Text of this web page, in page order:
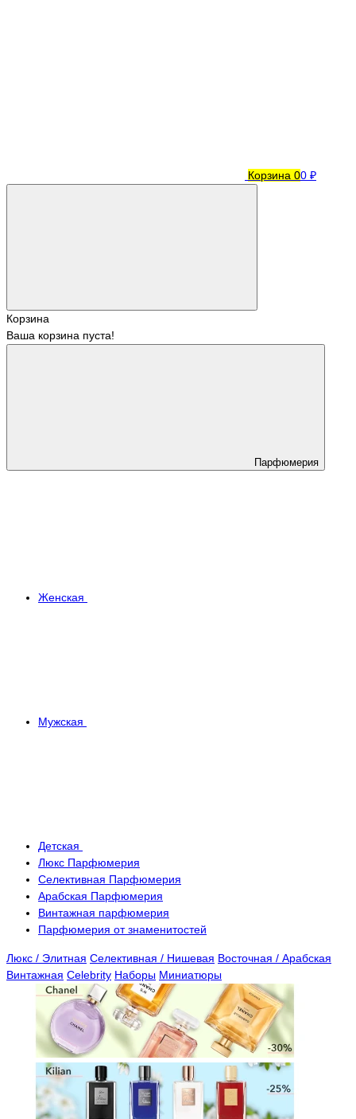
Корзина 00 ₽
Корзина
Ваша корзина пуста!
Парфюмерия
Женская
Мужская
Детская
Люкс Парфюмерия
Селективная Парфюмерия
Арабская Парфюмерия
Винтажная парфюмерия
Парфюмерия от знаменитостей
Люкс / Элитная Селективная / Нишевая Восточная / Арабская
Винтажная Celebrity Наборы Миниатюры